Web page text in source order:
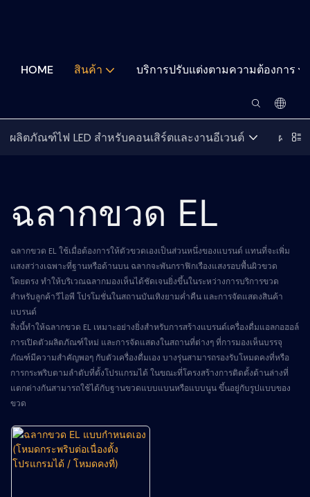
HOME สินค้า บริการปรับแต่งตามความต้องการ
ผลิตภัณฑ์ไฟ LED สำหรับคอนเสิร์ตและงานอีเวนต์ ผลิตภั
ฉลากขวด EL
ฉลากขวด EL ใช้เมื่อต้องการให้ตัวขวดเองเป็นส่วนหนึ่งของแบรนด์ แทนที่จะเพิ่ม
แสงสว่างเฉพาะที่ฐานหรือด้านบน ฉลากจะพันกราฟิกเรืองแสงรอบพื้นผิวขวด
โดยตรง ทำให้บริเวณฉลากมองเห็นได้ชัดเจนยิ่งขึ้นในระหว่างการบริการขวด
สำหรับลูกค้าวีไอพี โปรโมชั่นในสถานบันเทิงยามค่ำคืน และการจัดแสดงสินค้า
แบรนด์
สิ่งนี้ทำให้ฉลากขวด EL เหมาะอย่างยิ่งสำหรับการสร้างแบรนด์เครื่องดื่มแอลกอฮอล์
การเปิดตัวผลิตภัณฑ์ใหม่ และการจัดแสดงในสถานที่ต่างๆ ที่การมองเห็นบรรจุ
ภัณฑ์มีความสำคัญพอๆ กับตัวเครื่องดื่มเอง บางรุ่นสามารถรองรับโหมดคงที่หรือ
การกระพริบตามลำดับที่ตั้งโปรแกรมได้ ในขณะที่โครงสร้างการติดตั้งด้านล่างที่
แตกต่างกันสามารถใช้ได้กับฐานขวดแบบแบนหรือแบบนูน ขึ้นอยู่กับรูปแบบของ
ขวด